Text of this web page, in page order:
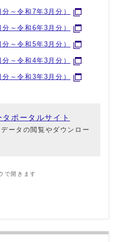
～令和7年3月分）
～令和6年3月分）
～令和5年3月分）
～令和4年3月分）
～令和3年3月分）
ポータルサイト
ータの閲覧やダウンロー
で開きます